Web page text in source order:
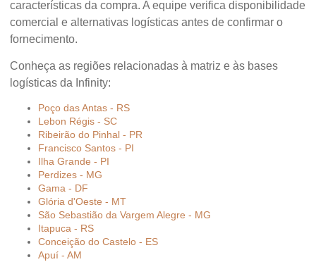
características da compra. A equipe verifica disponibilidade
comercial e alternativas logísticas antes de confirmar o
fornecimento.
Conheça as regiões relacionadas à matriz e às bases
logísticas da Infinity:
Poço das Antas - RS
Lebon Régis - SC
Ribeirão do Pinhal - PR
Francisco Santos - PI
Ilha Grande - PI
Perdizes - MG
Gama - DF
Glória d'Oeste - MT
São Sebastião da Vargem Alegre - MG
Itapuca - RS
Conceição do Castelo - ES
Apuí - AM